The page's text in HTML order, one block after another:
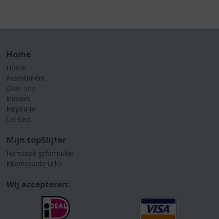
Home
Home
Assortiment
Over ons
Nieuws
Inspiratie
Contact
Mijn topSlijter
Herroepingsformulier
Interessante links
Wij accepteren: